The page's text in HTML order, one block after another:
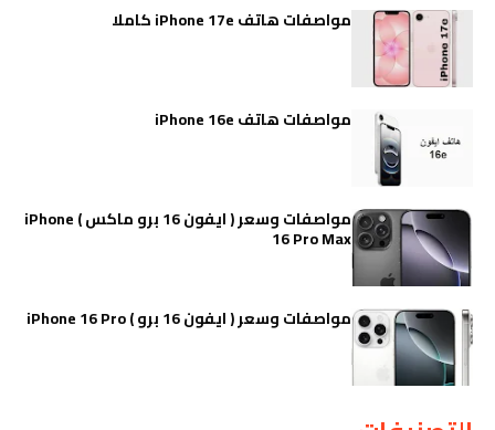
مواصفات هاتف iPhone 17e كاملا
مواصفات هاتف iPhone 16e
مواصفات وسعر ( ايفون 16 برو ماكس ) iPhone
16 Pro Max
مواصفات وسعر ( ايفون 16 برو ) iPhone 16 Pro